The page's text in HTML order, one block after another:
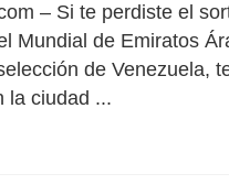
– Si te perdiste el
Mundial de Emiratos
de Venezuela,
la ciudad ...